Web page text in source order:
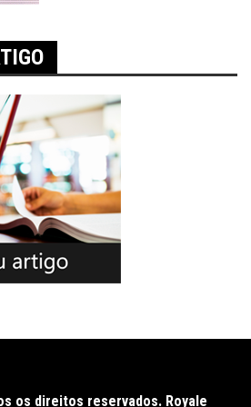
os direitos reservados. Royale